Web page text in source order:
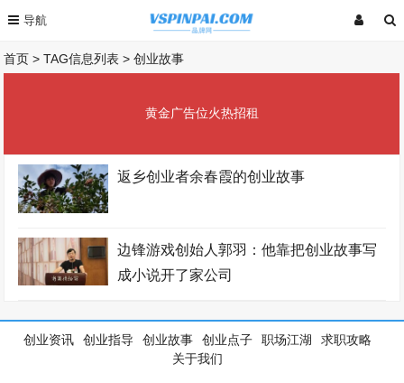
首页 > TAG信息列表 > 创业故事
黄金广告位火热招租
返乡创业者余春霞的创业故事
边锋游戏创始人郭羽：他靠把创业故事写
成小说开了家公司
创业资讯 创业指导 创业故事 创业点子 职场江湖
求职攻略
关于我们